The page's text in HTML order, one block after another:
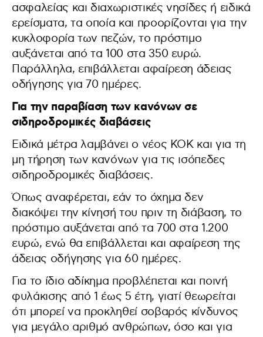
ασφαλείας και διαχωριστικές νησίδες ή ειδικά
ερείσματα, τα οποία και προορίζονται για την
κυκλοφορία των πεζών, το πρόστιμο
αυξάνεται από τα 100 στα 350 ευρώ.
Παράλληλα, επιβάλλεται αφαίρεση άδειας
οδήγησης για 70 ημέρες.
Για την παραβίαση των κανόνων σε
σιδηροδρομικές διαβάσεις
Ειδικά μέτρα λαμβάνει ο νέος ΚΟΚ και για τη
μη τήρηση των κανόνων για τις ισόπεδες
σιδηροδρομικές διαβάσεις.
Όπως αναφέρεται, εάν το όχημα δεν
διακόψει την κίνησή του πριν τη διάβαση, το
πρόστιμο αυξάνεται από τα 700 στα 1.200
ευρώ, ενώ θα επιβάλλεται και αφαίρεση της
άδειας οδήγησης για 60 ημέρες.
Για το ίδιο αδίκημα προβλέπεται και ποινή
φυλάκισης από 1 έως 5 έτη, γιατί θεωρείται
ότι μπορεί να προκληθεί σοβαρός κίνδυνος
για μεγάλο αριθμό ανθρώπων, όσο και για